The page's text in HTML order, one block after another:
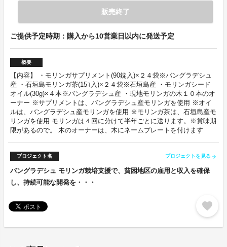
販売終了
ご提供予定時期：購入から10営業日以内に発送予定
概要
【内容】 ・モリンガサプリメント(90錠入)×２４袋※バングラデシュ
産 ・石垣島モリンガ茶(15ｺ入)×２４袋※石垣島産 ・モリンガシード
オイル(30g)×４本※バングラデシュ産 ・現地モリンガの木１０本のオ
ーナー ※サプリメントは、バングラデシュ産モリンガを使用 ※オイ
ルは、バングラデシュ産モリンガを使用 ※モリンガ茶は、石垣島産モ
リンガを使用 モリンガは４回に分けて半年ごとに送ります。※賞味期
限があるので。 木のオーナーは、木にネームプレートを付けます
プロジェクト名 プロジェクトを見る arrow_forward
バングラデシュ モリンガ栽培支援で、貧困地区の雇用と収入を確保
し、持続可能な開発を・・・
favorite